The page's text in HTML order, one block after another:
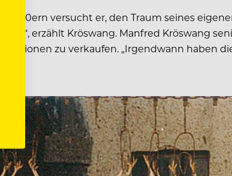
1950ern versucht er, den Traum seines
erzählt Kröswang. Manfred Kröswang
zu verkaufen. „Irgendwann haben